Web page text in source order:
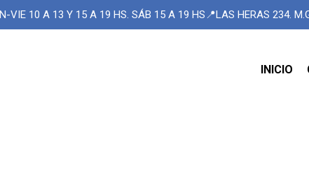
VIE 10 A 13 Y 15 A 19 HS. SÁB 15 A 19 HS📍LAS HERAS 234.
INICIO